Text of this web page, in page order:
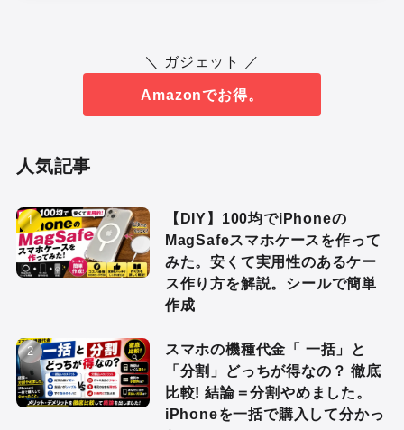
＼ ガジェット ／
Amazonでお得。
人気記事
【DIY】100均でiPhoneの
MagSafeスマホケースを作って
みた。安くて実用性のあるケー
ス作り方を解説。シールで簡単
作成
スマホの機種代金「 一括」と
「分割」どっちが得なの？ 徹底
比較! 結論＝分割やめました。
iPhoneを一括で購入して分かっ